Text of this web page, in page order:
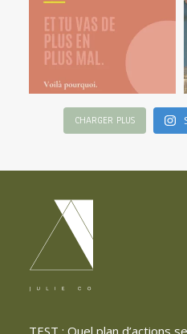
CHARGER PLUS
TEST : Quel plan d’actions